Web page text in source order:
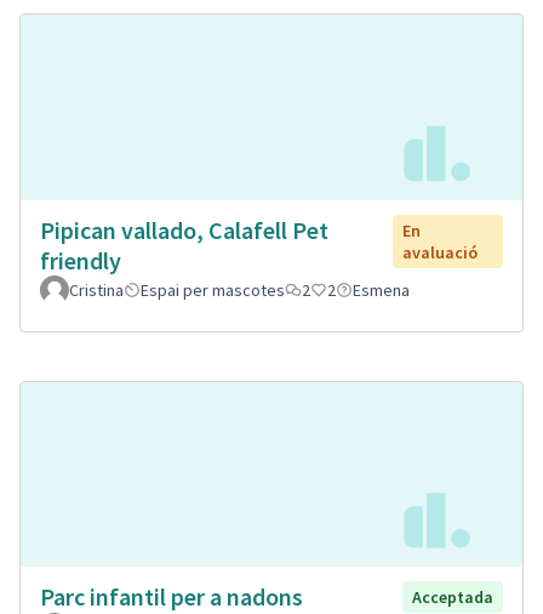
Pipican vallado, Calafell Pet
friendly
En
avaluació
Cristina
Espai per mascotes 2 2 Esmena
Parc infantil per a nadons
Acceptada